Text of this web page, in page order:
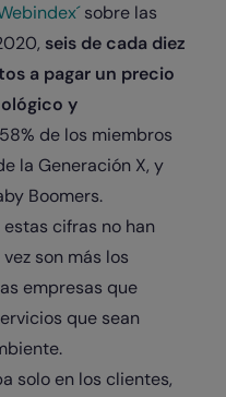
sobre las
seis de cada diez
a pagar un precio
y
de los miembros
la Generación X, y
Boomers.
cifras no han
son más los
empresas que
que sean
solo en los clientes,